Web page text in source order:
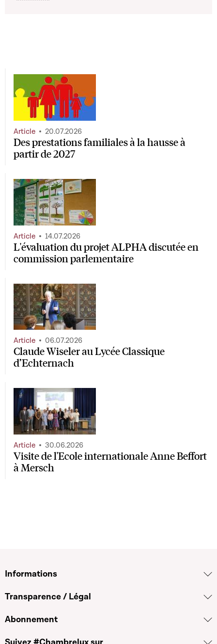
Des prestations familiales à la hausse à
partir de 2027
Article 20.07.2026
L'évaluation du projet ALPHA discutée en
commission parlementaire
Article 14.07.2026
Claude Wiseler au Lycée Classique
d’Echternach
Article 06.07.2026
Visite de l'Ecole internationale Anne Beffort
à Mersch
Article 30.06.2026
Informations
Transparence / Légal
Abonnement